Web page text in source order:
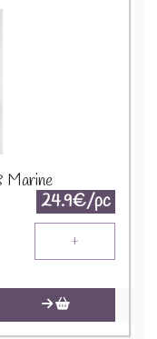
Marine
24.9€/pc
+